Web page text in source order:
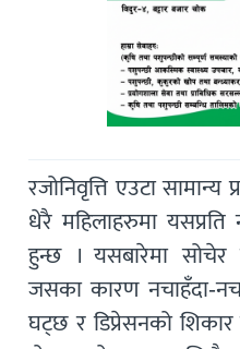
रजोनिवृत्ति एउटा सामान्य
धेरै महिलाहरुमा यसप्रति
हुन्छ । यसबारेमा
जसका कारण नचाहँदा-
घट्छ र डिप्रेसनको